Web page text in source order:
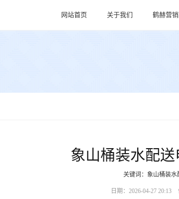
网站首页 关于我们 鹤赫营销
象山桶装水配送
关键词：象山桶装水
日期：2026-04-27 20:13